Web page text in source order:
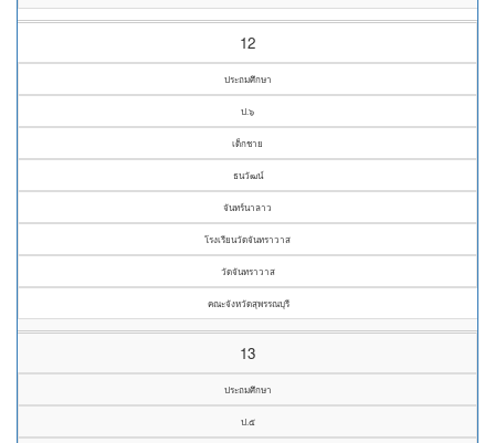
12
ประถมศึกษา
ป.๖
เด็กชาย
ธนวัฒน์
จันทร์นาลาว
โรงเรียนวัดจันทราวาส
วัดจันทราวาส
คณะจังหวัดสุพรรณบุรี
13
ประถมศึกษา
ป.๕